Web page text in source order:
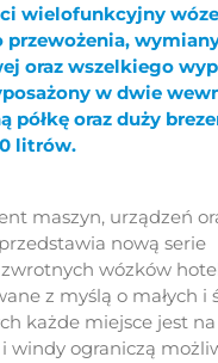
wielofunkcyjny
przewożenia,
oraz wszelkiego
w dwie
półkę oraz duży
litrów.
maszyn, urządzeń
nową serie
wózków
z myślą o małych i
każde miejsce jest na
windy ograniczą